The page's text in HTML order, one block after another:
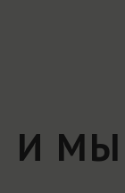
И МЫ